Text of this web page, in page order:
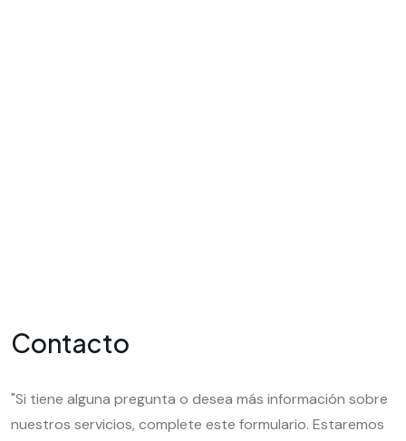
Contacto
"Si tiene alguna pregunta o desea más información sobre
nuestros servicios, complete este formulario. Estaremos